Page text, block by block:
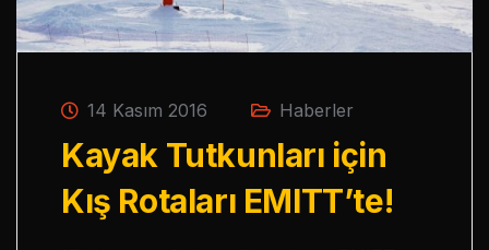
14 Kasım 2016 Haberler
Kayak Tutkunları için
Kış Rotaları EMITT’te!